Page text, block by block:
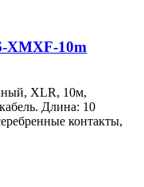
XMXF-10m
XLR, 10м,
Длина: 10
контакты,